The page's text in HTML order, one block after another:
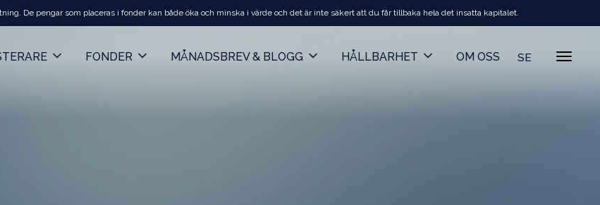
De pengar som placeras i fonder kan både öka och minska i värde och det är inte säkert att du får tillbaka hela det insatta kapitalet.
FONDER MÅNADSBREV & BLOGG HÅLLBARHET OM OSS SE